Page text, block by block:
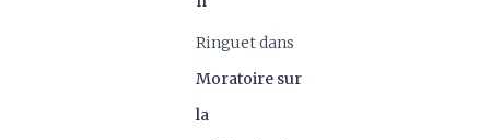
Ringuetdans
Moratoire sur
la